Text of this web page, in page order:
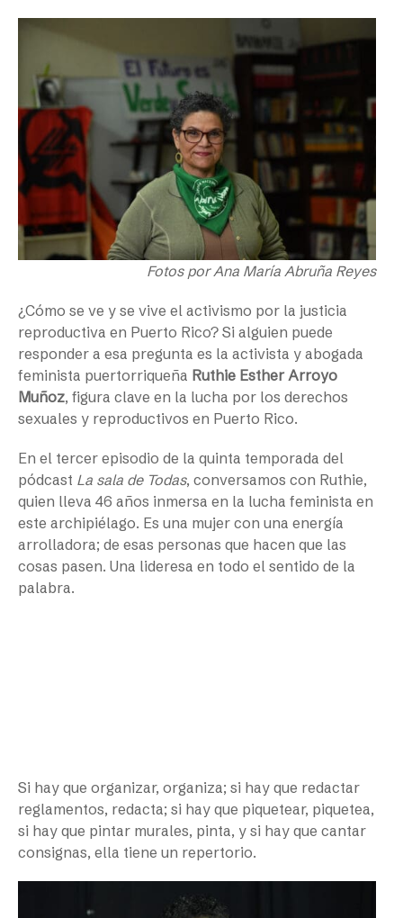
Fotos por Ana María Abruña Reyes
¿Cómo se ve y se vive el activismo por la justicia
reproductiva en Puerto Rico? Si alguien puede
responder a esa pregunta es la activista y abogada
feminista puertorriqueña Ruthie Esther Arroyo
Muñoz, figura clave en la lucha por los derechos
sexuales y reproductivos en Puerto Rico.
En el tercer episodio de la quinta temporada del
pódcast La sala de Todas, conversamos con Ruthie,
quien lleva 46 años inmersa en la lucha feminista en
este archipiélago. Es una mujer con una energía
arrolladora; de esas personas que hacen que las
cosas pasen. Una lideresa en todo el sentido de la
palabra.
Si hay que organizar, organiza; si hay que redactar
reglamentos, redacta; si hay que piquetear, piquetea,
si hay que pintar murales, pinta, y si hay que cantar
consignas, ella tiene un repertorio.